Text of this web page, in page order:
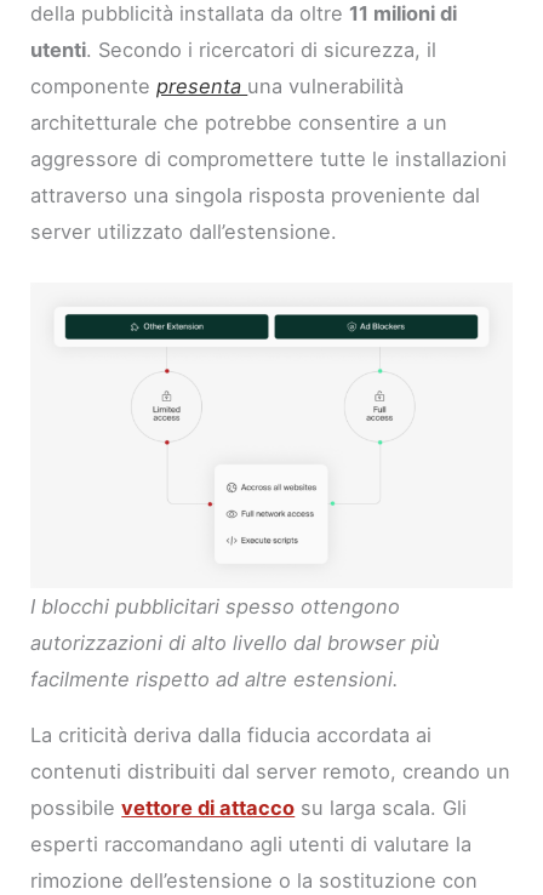
della pubblicità installata da oltre 11 milioni di
utenti. Secondo i ricercatori di sicurezza, il
componentepresenta una vulnerabilità
architetturale che potrebbe consentire a un
aggressore di compromettere tutte le installazioni
attraverso una singola risposta proveniente dal
server utilizzato dall’estensione.
I blocchi pubblicitari spesso ottengono
autorizzazioni di alto livello dal browser più
facilmente rispetto ad altre estensioni.
La criticità deriva dalla fiducia accordata ai
contenuti distribuiti dal server remoto, creando un
possibilevettore di attacco su larga scala. Gli
esperti raccomandano agli utenti di valutare la
rimozione dell’estensione o la sostituzione con